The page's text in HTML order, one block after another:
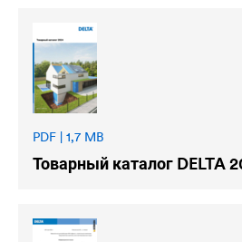
PDF | 1,7 MB
Товарный каталог DELTA